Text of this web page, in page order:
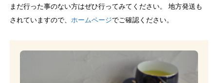
まだ行った事のない方はぜひ行ってみてください。 地方発送も
されていますので、 ホームページでご確認ください。